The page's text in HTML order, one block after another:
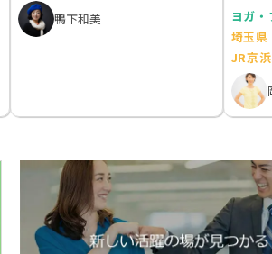
鴨下和美
ヨガ
埼玉県
JR京